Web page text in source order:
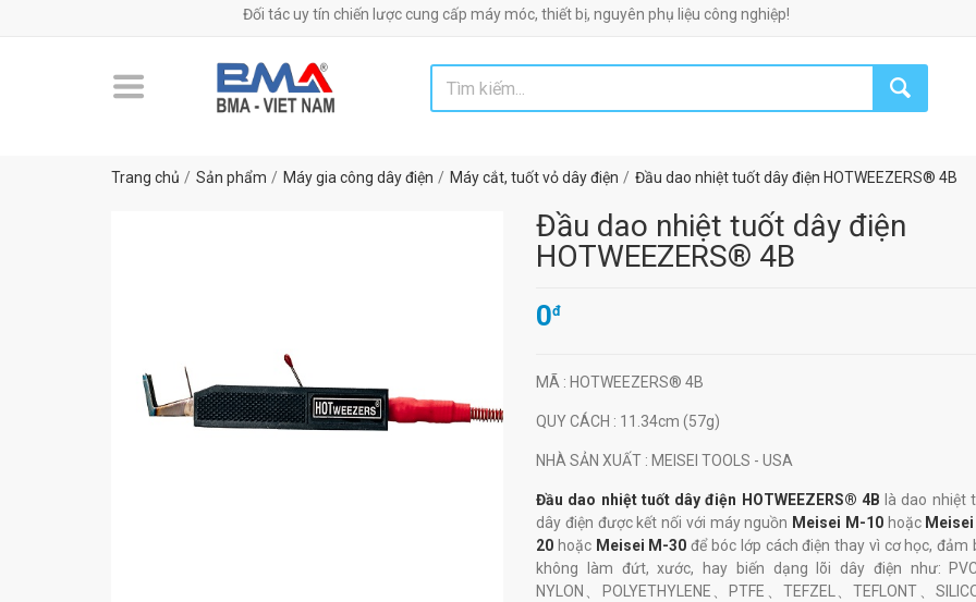
Đối tác uy tín chiến lược cung cấp máy móc, thiết bị, nguyên phụ liệu công nghiệp!
Trang chủ Sản phẩm Máy gia công dây điện Máy cắt, tuốt vỏ dây điện Đầu dao nhiệt tuốt dây điện HOTWEEZERS® 4B
Đầu dao nhiệt tuốt dây điện
HOTWEEZERS® 4B
0đ
MÃ : HOTWEEZERS® 4B
QUY CÁCH : 11.34cm (57g)
NHÀ SẢN XUẤT : MEISEI TOOLS - USA
Đầu dao nhiệt tuốt dây điện HOTWEEZERS® 4B là dao nhiệt
dây điện được kết nối với máy nguồn Meisei M-10 hoặc
20 hoặc Meisei M-30 để bóc lớp cách điện thay vì cơ học, đảm
không làm đứt, xước, hay biến dạng lõi dây điện như:
NYLON、POLYETHYLENE、PTFE、TEFZEL、TEFLONT、